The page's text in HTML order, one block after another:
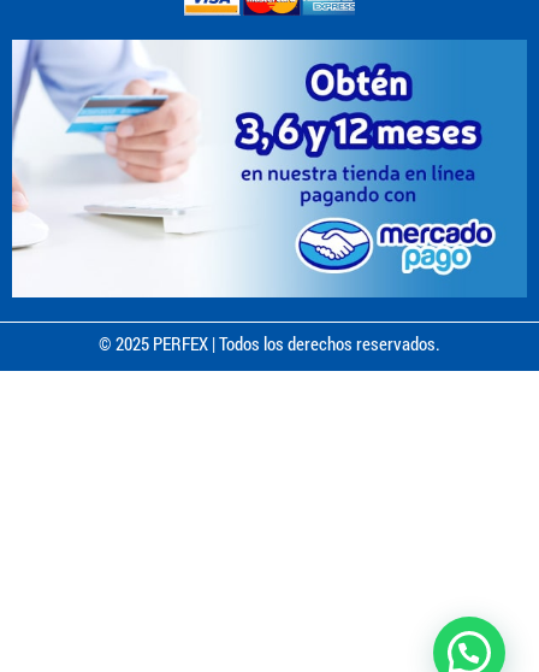
© 2025 PERFEX | Todos los derechos reservados.